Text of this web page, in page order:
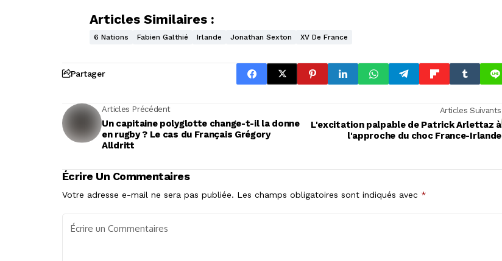
Articles Similaires :
6 Nations Fabien Galthié Irlande Jonathan Sexton XV De France
Partager
Articles Précédent
Un capitaine polyglotte change-t-il la donne
en rugby ? Le cas du Français Grégory
Alldritt
Articles Suivants
L'excitation palpable de Patrick Arlettaz à
l'approche du choc France-Irlande
Écrire Un Commentaires
Votre adresse e-mail ne sera pas publiée. Les champs obligatoires sont indiqués avec *